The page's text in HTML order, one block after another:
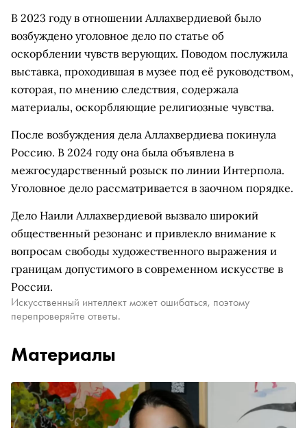
В 2023 году в отношении Аллахвердиевой было
возбуждено уголовное дело по статье об
оскорблении чувств верующих. Поводом послужила
выставка, проходившая в музее под её руководством,
которая, по мнению следствия, содержала
материалы, оскорбляющие религиозные чувства.
После возбуждения дела Аллахвердиева покинула
Россию. В 2024 году она была объявлена в
межгосударственный розыск по линии Интерпола.
Уголовное дело рассматривается в заочном порядке.
Дело Наили Аллахвердиевой вызвало широкий
общественный резонанс и привлекло внимание к
вопросам свободы художественного выражения и
границам допустимого в современном искусстве в
России.
Искусственный интеллект может ошибаться, поэтому
перепроверяйте ответы.
Материалы